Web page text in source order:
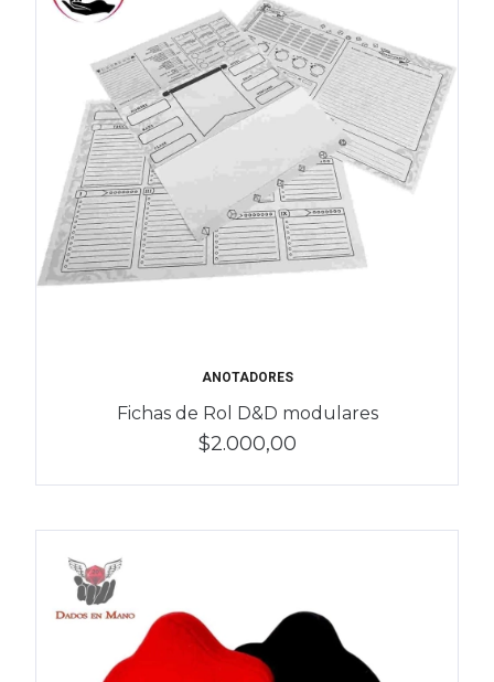
ANOTADORES
Fichas de Rol D&D modulares
$2.000,00